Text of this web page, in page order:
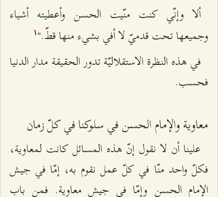
ألا وإنّي كنت منّيت الحسن وأعطيته أشياء
وجميعها تحت قدميّ لا أفي بشيء منها قطّ." ۱
في هذه النظرة الاستقلاليّة تدور الحقيقة مدار الدنيا
فحسب.
معاوية والإمام الحسن في سلوكنا في كلّ زمان
علينا أن لا نقول إنّ هذه المسائل کانت لمعاوية،
فكلّ واحد منّا في كلّ عمل نقوم به، إمّا في جيش
الإمام الحسن وإمّا في جيش معاوية. فمن باب